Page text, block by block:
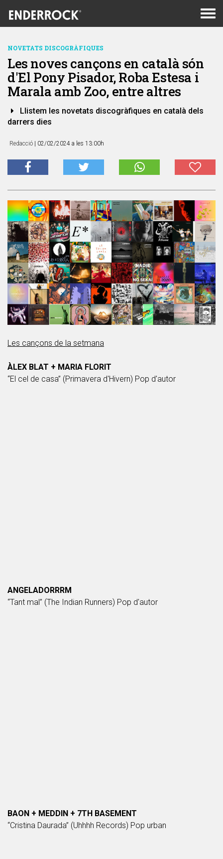
NOVETATS DISCOGRÀFIQUES
Les noves cançons en català són
d'El Pony Pisador, Roba Estesa i
Marala amb Zoo, entre altres
Llistem les novetats discogràfiques en català dels
darrers dies
Redacció | 02/02/2024 a les 13:00h
Les cançons de la setmana
ÀLEX BLAT + MARIA FLORIT
“El cel de casa” (Primavera d'Hivern) Pop d'autor
ANGELADORRRM
“Tant mal” (The Indian Runners) Pop d'autor
BAON + MEDDIN + 7TH BASEMENT
“Cristina Daurada” (Uhhhh Records) Pop urban